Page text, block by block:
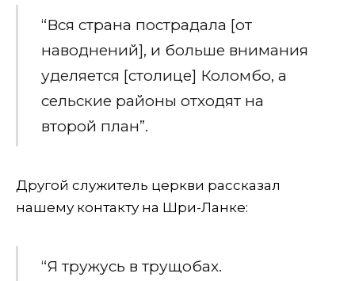
“Вся страна пострадала [от
наводнений], и больше внимания
уделяется [столице] Коломбо, а
сельские районы отходят на
второй план”.
Другой служитель церкви рассказал
нашему контакту на Шри-Ланке:
“Я тружусь в трущобах.